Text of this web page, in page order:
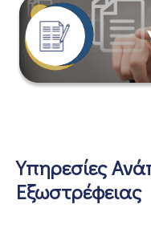
Υπηρεσίες
Εξωστρέφειας